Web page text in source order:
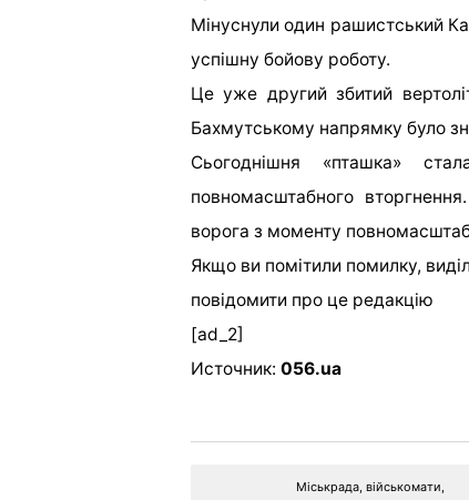
Мінуснули один рашистський
успішну бойову роботу.
Це уже другий збитий
Бахмутському напрямку було
Сьогоднішня «пташка»
повномасштабного
ворога з моменту
Якщо ви помітили помилку,
повідомити про це редакцію
[ad_2]
Источник: 056.ua
Міськрада, військомати,